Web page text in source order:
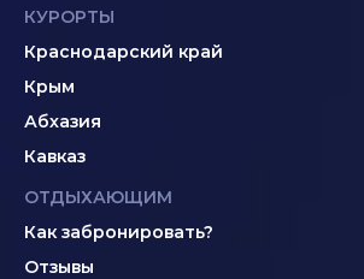
КУРОРТЫ
Краснодарский край
Крым
Абхазия
Кавказ
ОТДЫХАЮЩИМ
Как забронировать?
Отзывы